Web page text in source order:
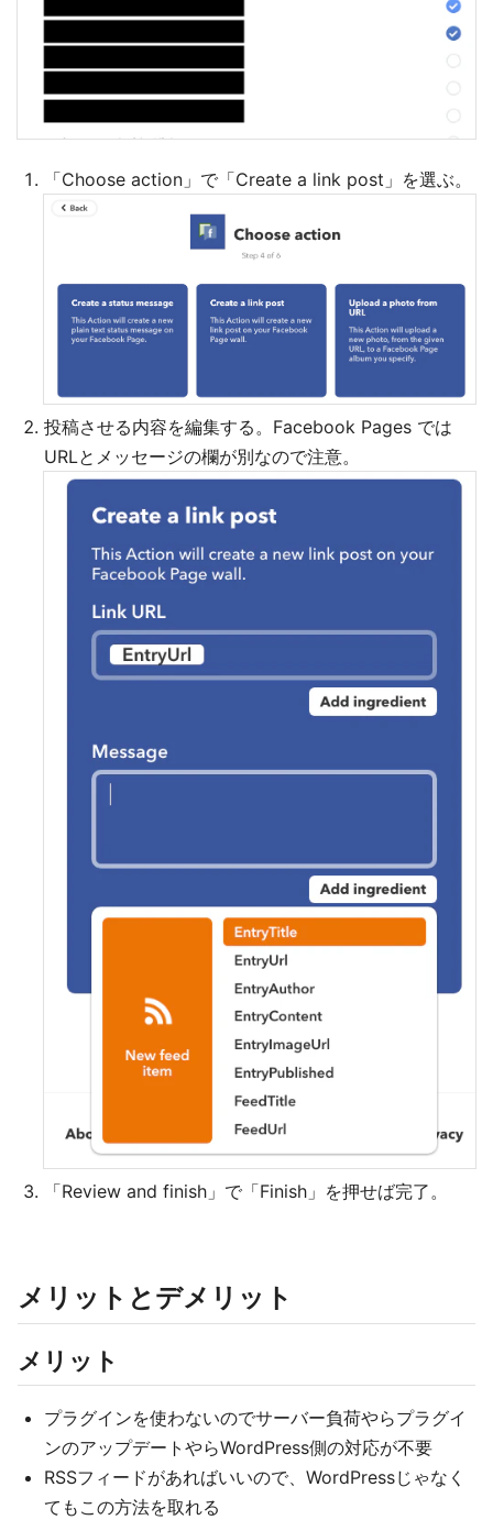
「Choose action」で「Create a link post」を選ぶ。
投稿させる内容を編集する。Facebook Pages では
URLとメッセージの欄が別なので注意。
「Review and finish」で「Finish」を押せば完了。
メリットとデメリット
メリット
プラグインを使わないのでサーバー負荷やらプラグイ
ンのアップデートやらWordPress側の対応が不要
RSSフィードがあればいいので、WordPressじゃなく
てもこの方法を取れる